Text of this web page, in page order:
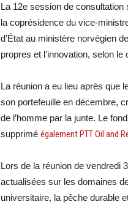
La 12e session de
la coprésidence du vice-
d’État au ministère norvégien
propres et l’innovation, selon
La réunion a eu lieu après que
son portefeuille en décembre,
de l’homme par la junte. Le
supprimé également PTT Oil and
Lors de la réunion de vendredi
actualisées sur les domaines
universitaire, la pêche durable